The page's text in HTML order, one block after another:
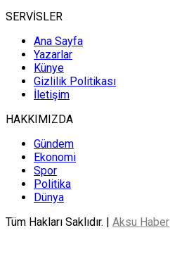
SERVİSLER
Ana Sayfa
Yazarlar
Künye
Gizlilik Politikası
İletişim
HAKKIMIZDA
Gündem
Ekonomi
Spor
Politika
Dünya
Tüm Hakları Saklıdır. | Aksu Haber